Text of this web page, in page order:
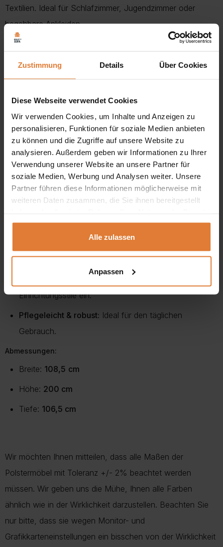
Zustimmung Details Über Cookies
Diese Webseite verwendet Cookies
Wir verwenden Cookies, um Inhalte und Anzeigen zu
personalisieren, Funktionen für soziale Medien anbieten
zu können und die Zugriffe auf unsere Website zu
analysieren. Außerdem geben wir Informationen zu Ihrer
Verwendung unserer Website an unsere Partner für
soziale Medien, Werbung und Analysen weiter. Unsere
Partner führen diese Informationen möglicherweise mit
weiteren Daten zusammen, die Sie ihnen bereitgestellt
gesammelt haben.
Alle zulassen
Anpassen
Textilien. Ideal für Schlafzimmer, Jugendzimmer oder
begehbare Ankleiden.
Platzsparende Ecklösung:
gesamten Innenraum.
Durchdachte Innenaufteilung:Mit 2 Kleiderstangen
und
geräumigen Regalen
für maximale Organisation.
Hochwertige Materialien:Gefertigt aus
strapazierfähiger
laminierter Platte mit
ABS-
Einrichtungsstile ein.
Pflegeleicht & robust: Ideal für den täglichen
Gebrauch.
Abmessungen:
Breite: 108,5 cm
Höhe: 200 cm
Tiefe: 106,5 cm
Wir möchten Ihnen mitteilen, dass alle Maßen der
Polstermöbel mit Toleranz +/- 2% beachtet werden
müssen. Wir geben uns die Mühe, Ihnen alle Farben
ähnlich wie in der Wirklichkeit darzustellen. Beachten Sie
nur bitte, dass sie wegen Monitor- und
Grafikkarteneinstellungen ein bisschen von der Wirklichkeit